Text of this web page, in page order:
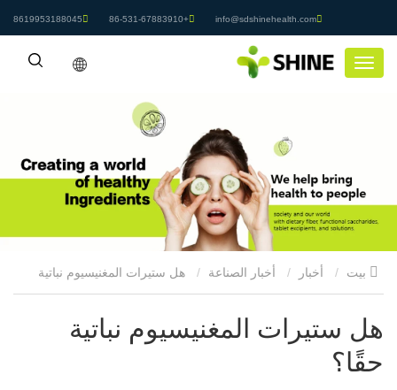
info@sdshinehealth.com
+86-531-67883910
8619953188045
أخبار أخبار الصناعة هل ستيرات المغنيسيوم نباتية
حقًا؟
هل ستيرات المغنيسيوم نباتية
حقًا؟